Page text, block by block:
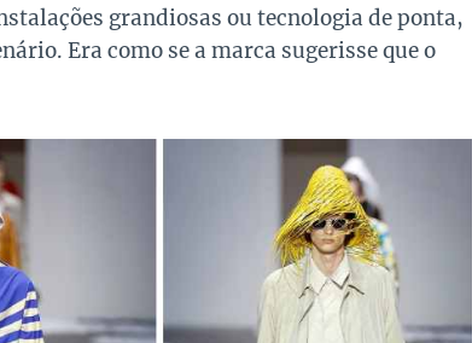
grandiosas ou tecnologia de ponta,
Era como se a marca sugerisse que o